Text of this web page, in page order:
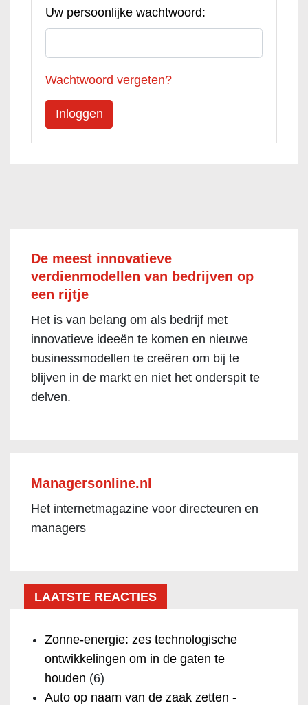
Uw persoonlijke wachtwoord:
Wachtwoord vergeten?
De meest innovatieve
verdienmodellen van bedrijven op
een rijtje
Het is van belang om als bedrijf met
innovatieve ideeën te komen en nieuwe
businessmodellen te creëren om bij te
blijven in de markt en niet het onderspit te
delven.
Managersonline.nl
Het internetmagazine voor directeuren en
managers
LAATSTE REACTIES
Zonne-energie: zes technologische
ontwikkelingen om in de gaten te
houden (6)
Auto op naam van de zaak zetten -